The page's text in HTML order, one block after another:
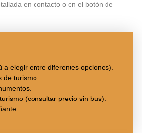
en contacto o en el botón de
a elegir entre diferentes opciones).
de turismo.
(consultar precio sin bus).